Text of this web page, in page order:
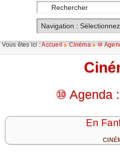
Vous êtes ici :Accueil Cinéma ⑩
⑩ Agenda
En